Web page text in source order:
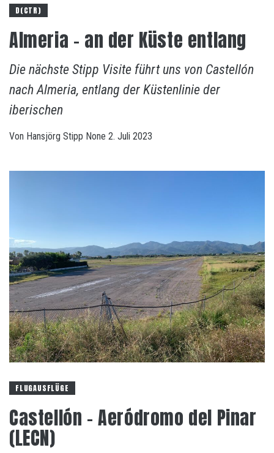
D(CTR)
Almeria – an der Küste entlang
Die nächste Stipp Visite führt uns von Castellón
nach Almeria, entlang der Küstenlinie der
iberischen
Von Hansjörg Stipp None 2. Juli 2023
FLUGAUSFLÜGE
Castellón – Aeródromo del Pinar
(LECN)